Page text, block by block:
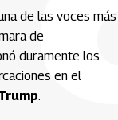
de las voces más
de
duramente los
en el
.